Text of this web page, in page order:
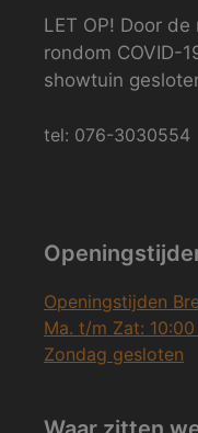
LET OP! Door
rondom COVID-
showtuin
tel: 076-3030554
Openingstijden
Ma. t/m Zat:
Zondag gesloten